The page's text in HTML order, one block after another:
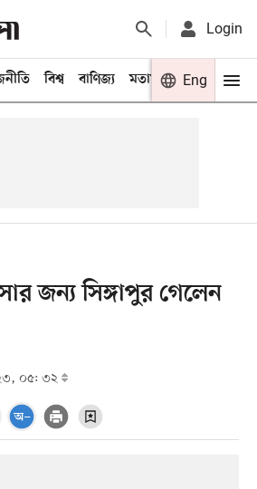
Login
বিশ্ব বাণিজ্য মতামত খেলা
Eng
জন্য সিঙ্গাপুর গেলেন
০৫: ৩২